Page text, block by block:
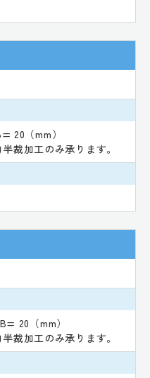
20（mm）
裁加工のみ承ります。
20（mm）
裁加工のみ承ります。